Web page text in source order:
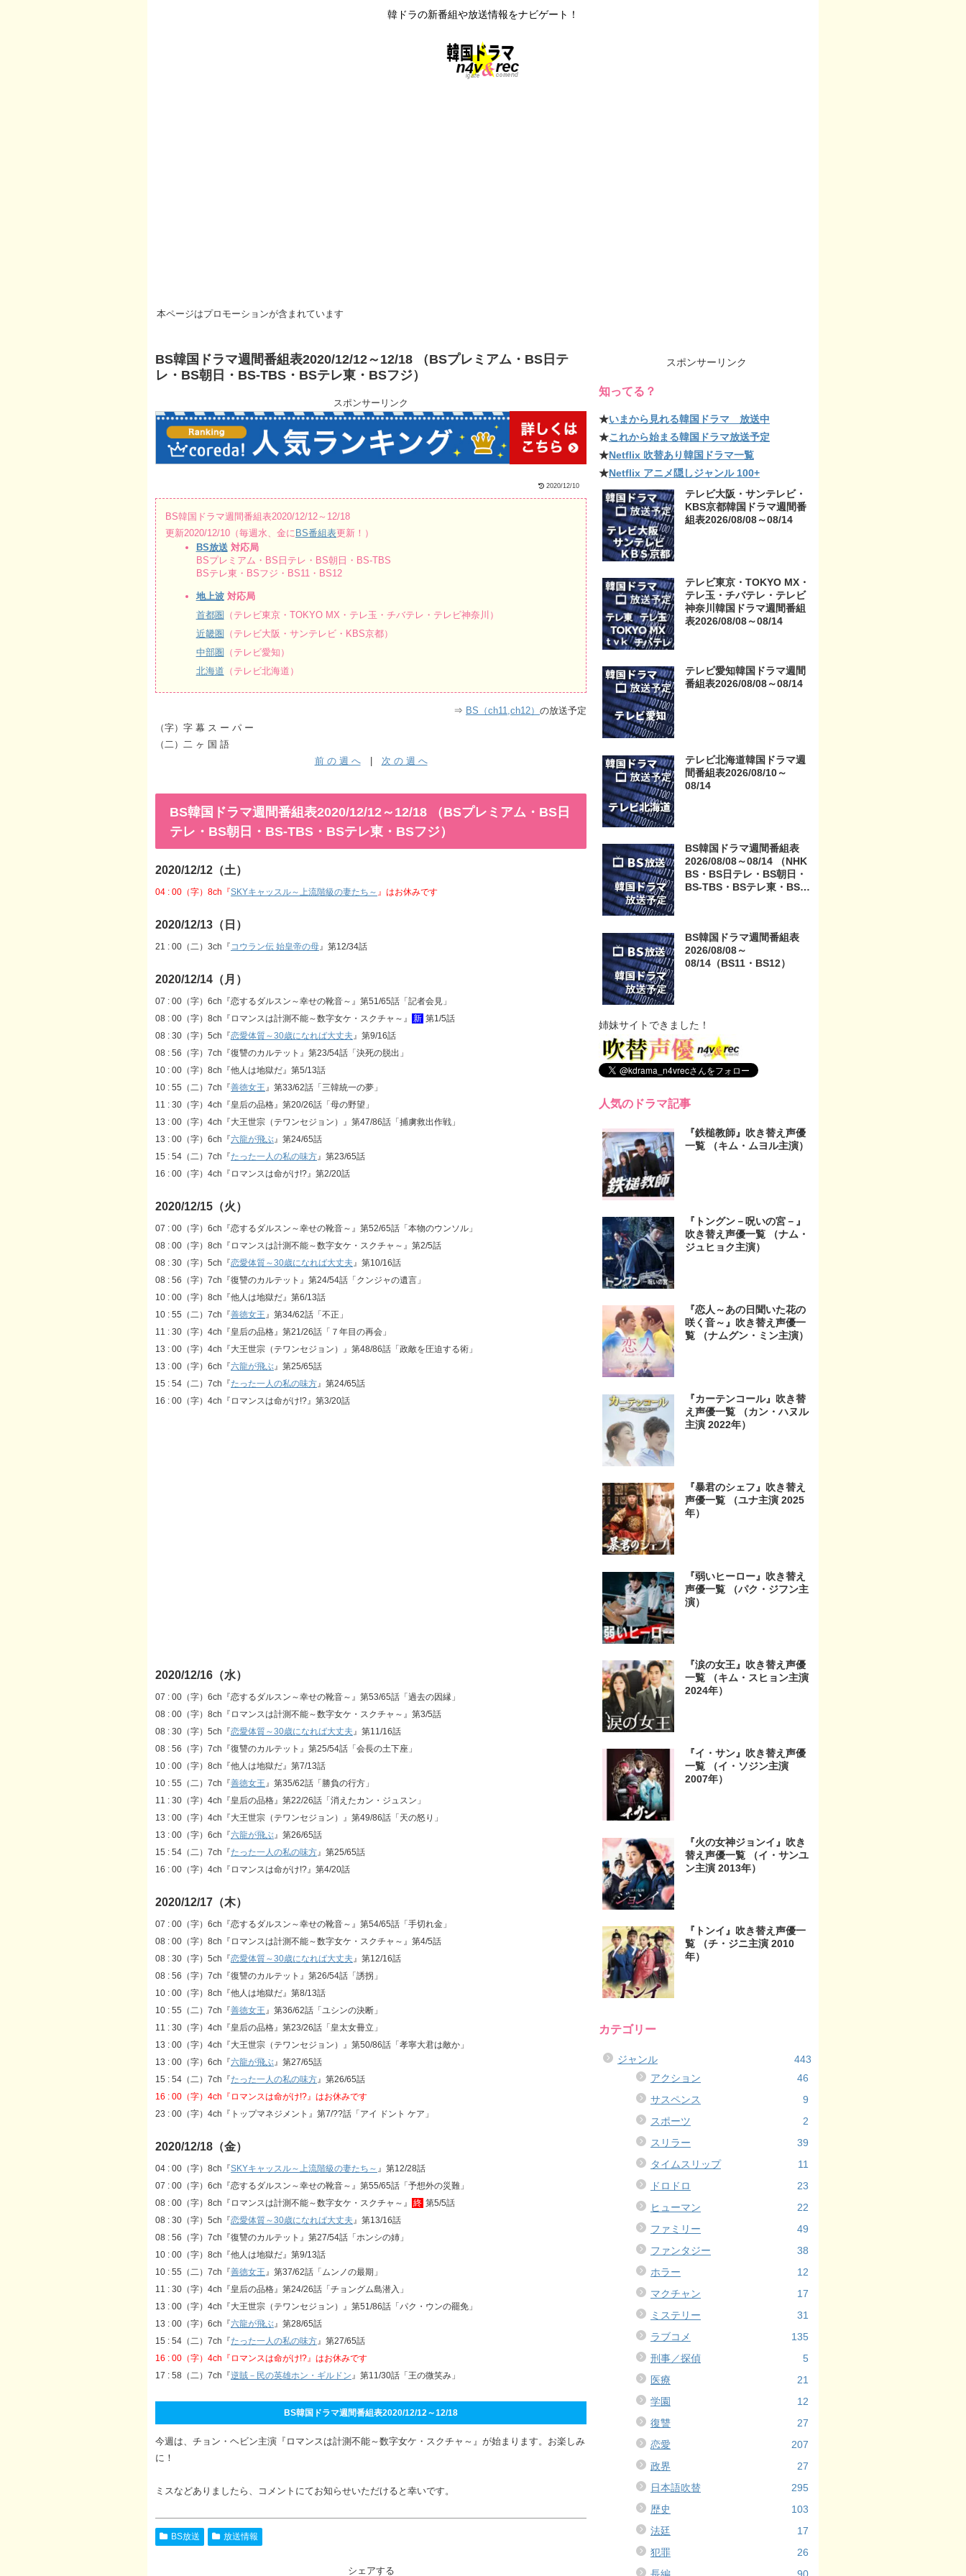
韓ドラの新番組や放送情報をナビゲート！
本ページはプロモーションが含まれています
BS韓国ドラマ週間番組表2020/12/12～12/18 （BSプレミアム・BS日テ
レ・BS朝日・BS-TBS・BSテレ東・BSフジ）
スポンサーリンク
2020/12/10
BS韓国ドラマ週間番組表2020/12/12～12/18
更新2020/12/10（毎週水、金に BS番組表更新！）
BS放送対応局
BSプレミアム・BS日テレ・BS朝日・BS-TBS
BSテレ東・BSフジ・BS11・BS12
地上波対応局
首都圏
（テレビ東京・TOKYO MX・テレ玉・チバテレ・テレビ神奈川）
近畿圏
（テレビ大阪・サンテレビ・KBS京都）
中部圏
（テレビ愛知）
北海道 （テレビ北海道）
⇒ BS（ch11,ch12） の放送予定
（字）字 幕 ス ー パ ー
（二）二 ヶ 国 語
前 の 週 へ| 次 の 週 へ
BS韓国ドラマ週間番組表2020/12/12～12/18 （BSプレミアム・BS日
テレ・BS朝日・BS-TBS・BSテレ東・BSフジ）
2020/12/12（土）
04 : 00（字）8ch『SKYキャッスル～上流階級の妻たち～ 』はお休みです
2020/12/13（日）
21 : 00（二）3ch『コウラン伝 始皇帝の母』第12/34話
2020/12/14（月）
07 : 00（字）6ch『恋するダルスン～幸せの靴音～』第51/65話「記者会見」
08 : 00（字）8ch『ロマンスは計測不能～数字女ケ・スクチャ～』
新 第1/5話
08 : 30（字）5ch『恋愛体質～30歳になれば大丈夫』第9/16話
08 : 56（字）7ch『復讐のカルテット』第23/54話「決死の脱出」
10 : 00（字）8ch『他人は地獄だ』第5/13話
10 : 55（二）7ch『善徳女王』第33/62話「三韓統一の夢」
11 : 30（字）4ch『皇后の品格』第20/26話「母の野望」
13 : 00（字）4ch『大王世宗（テワンセジョン）』第47/86話「捕虜救出作戦」
13 : 00（字）6ch『六龍が飛ぶ』第24/65話
15 : 54（二）7ch『たった一人の私の味方』第23/65話
16 : 00（字）4ch『ロマンスは命がけ!?』第2/20話
2020/12/15（火）
07 : 00（字）6ch『恋するダルスン～幸せの靴音～』第52/65話「本物のウンソル」
08 : 00（字）8ch『ロマンスは計測不能～数字女ケ・スクチャ～』第2/5話
08 : 30（字）5ch『恋愛体質～30歳になれば大丈夫』第10/16話
08 : 56（字）7ch『復讐のカルテット』第24/54話「クンジャの遺言」
10 : 00（字）8ch『他人は地獄だ』第6/13話
10 : 55（二）7ch『善徳女王』第34/62話「不正」
11 : 30（字）4ch『皇后の品格』第21/26話「７年目の再会」
13 : 00（字）4ch『大王世宗（テワンセジョン）』第48/86話「政敵を圧迫する術」
13 : 00（字）6ch『六龍が飛ぶ』第25/65話
15 : 54（二）7ch『たった一人の私の味方』第24/65話
16 : 00（字）4ch『ロマンスは命がけ!?』第3/20話
2020/12/16（水）
07 : 00（字）6ch『恋するダルスン～幸せの靴音～』第53/65話「過去の因縁」
08 : 00（字）8ch『ロマンスは計測不能～数字女ケ・スクチャ～』第3/5話
08 : 30（字）5ch『恋愛体質～30歳になれば大丈夫 』第11/16話
08 : 56（字）7ch『復讐のカルテット』第25/54話「会長の土下座」
10 : 00（字）8ch『他人は地獄だ』第7/13話
10 : 55（二）7ch『善徳女王 』第35/62話「勝負の行方」
11 : 30（字）4ch『皇后の品格』第22/26話「消えたカン・ジュスン」
13 : 00（字）4ch『大王世宗（テワンセジョン）』第49/86話「天の怒り」
13 : 00（字）6ch『六龍が飛ぶ 』第26/65話
15 : 54（二）7ch『たった一人の私の味方 』第25/65話
16 : 00（字）4ch『ロマンスは命がけ!?』第4/20話
2020/12/17（木）
07 : 00（字）6ch『恋するダルスン～幸せの靴音～』第54/65話「手切れ金」
08 : 00（字）8ch『ロマンスは計測不能～数字女ケ・スクチャ～』第4/5話
08 : 30（字）5ch『恋愛体質～30歳になれば大丈夫 』第12/16話
08 : 56（字）7ch『復讐のカルテット』第26/54話「誘拐」
10 : 00（字）8ch『他人は地獄だ』第8/13話
10 : 55（二）7ch『善徳女王 』第36/62話「ユシンの決断」
11 : 30（字）4ch『皇后の品格』第23/26話「皇太女冊立」
13 : 00（字）4ch『大王世宗（テワンセジョン）』第50/86話「孝寧大君は敵か」
13 : 00（字）6ch『六龍が飛ぶ 』第27/65話
15 : 54（二）7ch『たった一人の私の味方 』第26/65話
16 : 00（字）4ch『ロマンスは命がけ!?』はお休みです
23 : 00（字）4ch『トップマネジメント』第7/??話「アイ ドント ケア」
2020/12/18（金）
04 : 00（字）8ch『SKYキャッスル～上流階級の妻たち～ 』第12/28話
07 : 00（字）6ch『恋するダルスン～幸せの靴音～』第55/65話「予想外の災難」
08 : 00（字）8ch『ロマンスは計測不能～数字女ケ・スクチャ～』
終 第5/5話
08 : 30（字）5ch『恋愛体質～30歳になれば大丈夫 』第13/16話
08 : 56（字）7ch『復讐のカルテット』第27/54話「ホンシの姉」
10 : 00（字）8ch『他人は地獄だ』第9/13話
10 : 55（二）7ch『善徳女王 』第37/62話「ムンノの最期」
11 : 30（字）4ch『皇后の品格』第24/26話「チョングム島潜入」
13 : 00（字）4ch『大王世宗（テワンセジョン）』第51/86話「パク・ウンの罷免」
13 : 00（字）6ch『六龍が飛ぶ 』第28/65話
15 : 54（二）7ch『たった一人の私の味方 』第27/65話
16 : 00（字）4ch『ロマンスは命がけ!?』はお休みです
17 : 58（二）7ch『逆賊－民の英雄ホン・ギルドン 』第11/30話「王の微笑み」
BS韓国ドラマ週間番組表2020/12/12～12/18
今週は、チョン・ヘビン主演『ロマンスは計測不能～数字女ケ・スクチャ～』が始まります。お楽しみ
に！
ミスなどありましたら、コメントにてお知らせいただけると幸いです。
BS放送 放送情報
シェアする
スポンサーリンク
知ってる？
★いまから見れる韓国ドラマ 放送中
★これから始まる韓国ドラマ放送予定
★Netflix 吹替あり韓国ドラマ一覧
★Netflix アニメ隠しジャンル 100+
テレビ大阪・サンテレビ・
KBS京都韓国ドラマ週間番
組表2026/08/08～08/14
テレビ東京・TOKYO MX・
テレ玉・チバテレ・テレビ
神奈川韓国ドラマ週間番組
表2026/08/08～08/14
テレビ愛知韓国ドラマ週間
番組表2026/08/08～08/14
テレビ北海道韓国ドラマ週
間番組表2026/08/10～
08/14
BS韓国ドラマ週間番組表
2026/08/08～08/14 （NHK
BS・BS日テレ・BS朝日・
BS-TBS・BSテレ東・BSフ
BS韓国ドラマ週間番組表
2026/08/08～
08/14（BS11・BS12）
姉妹サイトできました！
人気のドラマ記事
『鉄槌教師』吹き替え声優
一覧 （キム・ムヨル主演）
『トングン－呪いの宮－』
吹き替え声優一覧 （ナム・
ジュヒョク主演）
『恋人～あの日聞いた花の
咲く音～』吹き替え声優一
覧 （ナムグン・ミン主演）
『カーテンコール』吹き替
え声優一覧 （カン・ハヌル
主演 2022年）
『暴君のシェフ』吹き替え
声優一覧 （ユナ主演 2025
年）
『弱いヒーロー』吹き替え
声優一覧 （パク・ジフン主
演）
『涙の女王』吹き替え声優
一覧 （キム・スヒョン主演
2024年）
『イ・サン』吹き替え声優
一覧 （イ・ソジン主演
2007年）
『火の女神ジョンイ』吹き
替え声優一覧 （イ・サンユ
ン主演 2013年）
『トンイ』吹き替え声優一
覧 （チ・ジニ主演 2010
年）
カテゴリー
ジャンル
443
アクション
46
サスペンス
9
スポーツ
2
スリラー
39
タイムスリップ
11
ドロドロ
23
ヒューマン
22
ファミリー
49
ファンタジー
38
ホラー
12
マクチャン
17
ミステリー
31
ラブコメ
135
刑事／探偵
5
医療
21
学園
12
復讐
27
恋愛
207
政界
27
日本語吹替
295
歴史
103
法廷
17
犯罪
26